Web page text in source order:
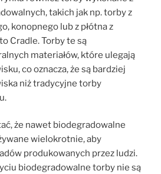
takich jak np. torby z
konopnego lub z płótna z
Cradle. Torby te są
materiałów, które ulegają
co oznacza, że ​​są bardziej
niż tradycyjne torby
że nawet biodegradowalne
wielokrotnie, aby
produkowanych przez ludzi.
biodegradowalne torby nie są